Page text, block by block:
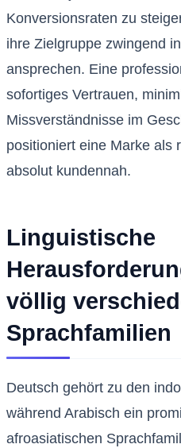
Konversionsraten zu
ihre Zielgruppe zwingend
ansprechen. Eine
sofortiges Vertrauen,
Missverständnisse im
positioniert eine Marke als
absolut kundennah.
Linguistische
völlig
Sprachfamilien
Deutsch gehört zu den
während Arabisch ein
afroasiatischen